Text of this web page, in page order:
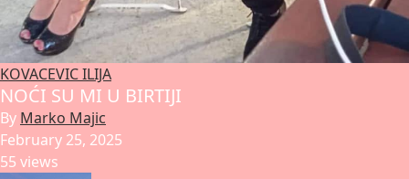
KOVACEVIC ILIJA
NOĆI SU MI U BIRTIJI
By Marko Majic
February 25, 2025
55 views